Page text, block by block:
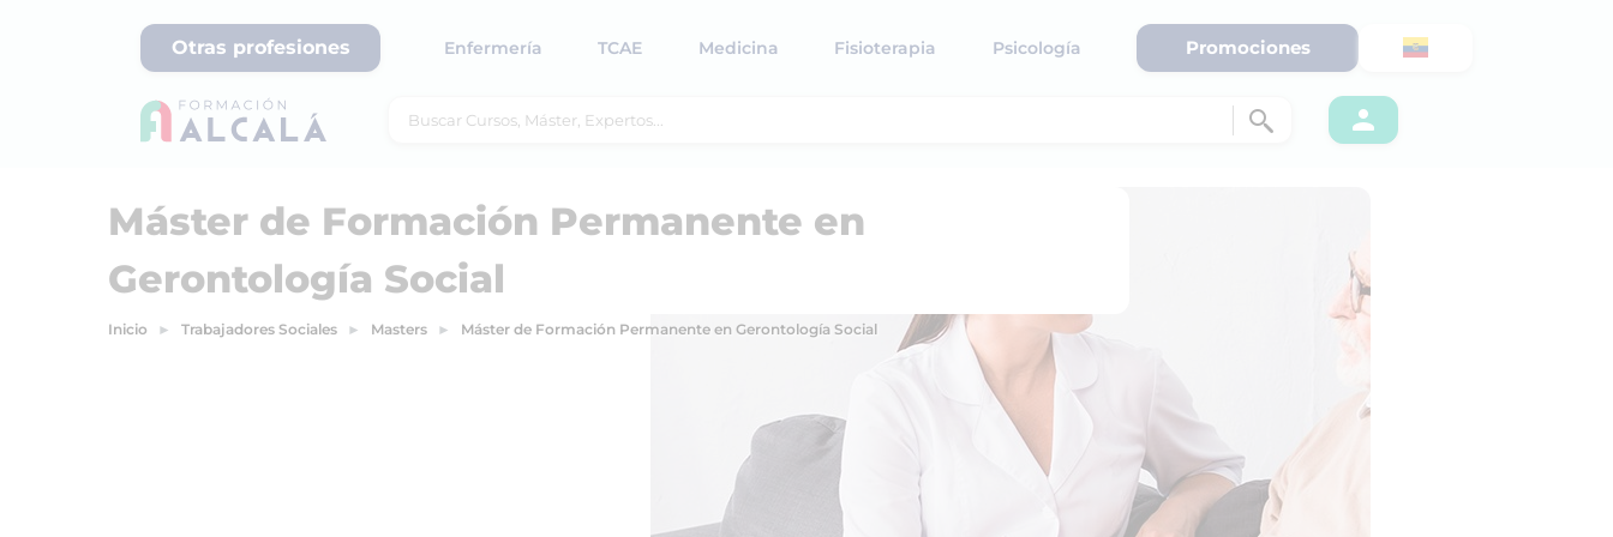
Otras profesiones Enfermería TCAE Medicina Fisioterapia Psicología Promociones
Máster de Formación Permanente en
Gerontología Social
Inicio Trabajadores Sociales Masters Máster de Formación Permanente en Gerontología Social